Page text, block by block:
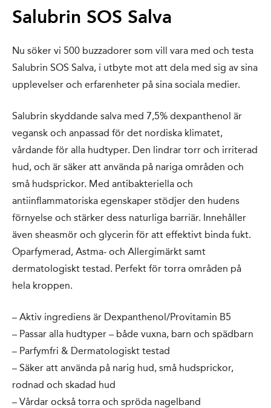
Salubrin SOS Salva
Nu söker vi 500 buzzadorer som vill vara med och testa
Salubrin SOS Salva, i utbyte mot att dela med sig av sina
upplevelser och erfarenheter på sina sociala medier.
Salubrin skyddande salva med 7,5% dexpanthenol är
vegansk och anpassad för det nordiska klimatet,
vårdande för alla hudtyper. Den lindrar torr och irriterad
hud, och är säker att använda på nariga områden och
små hudsprickor. Med antibakteriella och
antiinflammatoriska egenskaper stödjer den hudens
förnyelse och stärker dess naturliga barriär. Innehåller
även sheasmör och glycerin för att effektivt binda fukt.
Oparfymerad, Astma- och Allergimärkt samt
dermatologiskt testad. Perfekt för torra områden på
hela kroppen.
– Aktiv ingrediens är Dexpanthenol/Provitamin B5
– Passar alla hudtyper – både vuxna, barn och spädbarn
– Parfymfri & Dermatologiskt testad
– Säker att använda på narig hud, små hudsprickor,
rodnad och skadad hud
– Vårdar också torra och spröda nagelband